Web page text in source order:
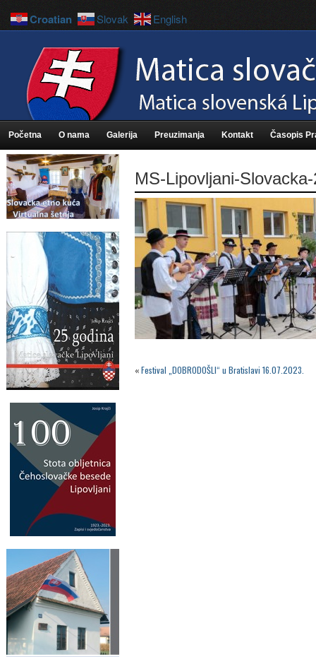
Početna O nama Galerija Preuzimanja Kontakt Časopis
MS-Lipovljani-
«Festival „DOBRODOŠLI“ u Bratislavi 16.07.2023.
Croatian Slovak English